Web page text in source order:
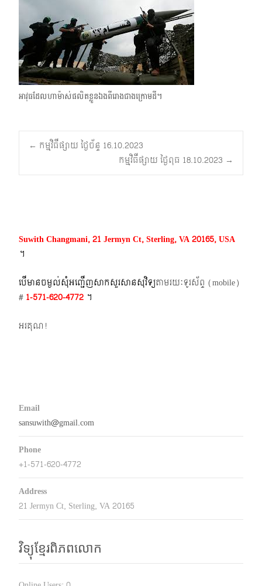
អាវុធដែលហាម៉ាស់ផលិតខ្លួនឯងពីរោងជាងក្រោមដី។
Post
navigation
← កម្មវិធីផ្សាយ ថ្ងៃច័ន្ទ 16.10.2023
កម្មវិធីផ្សាយ ថ្ងៃពុធ 18.10.2023 →
Suwith Changmani, 21 Jermyn Ct, Sterling, VA 20165, USA
។​
បើមានចម្ងល់​សុំអញ្ជើញសាកសួរសានសុវិទ្យតាមរយៈទូរស័ព្ទ​ (mobile)​
# 1-571-620-4772​ ។
អរគុណ!
Email
sansuwith@gmail.com
Phone
+1-571-620-4772
Address
21 Jermyn Ct, Sterling, VA 20165
វិទ្យុខ្មែរពិភពលោក